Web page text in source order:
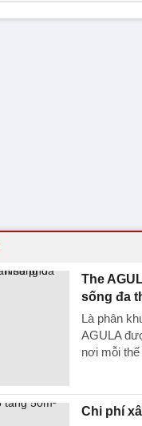
The
sống đa
Là phân
AGULA
nơi mỗi
Chi phí